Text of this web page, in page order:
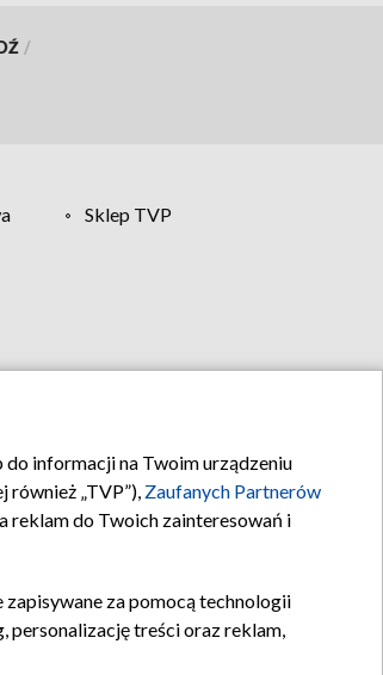
/
Sklep TVP
informacji na Twoim urządzeniu
„TVP”), Zaufanych Partnerów
reklam do Twoich zainteresowań i
zapisywane za pomocą technologii
personalizację treści oraz reklam,